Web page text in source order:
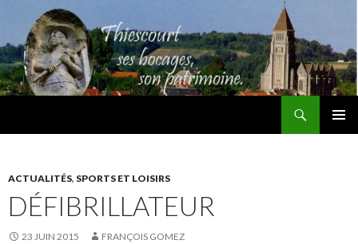
ACTUALITÉS, SPORTS ET LOISIRS
DÉFIBRILLATEUR
23 JUIN 2015 FRANÇOIS GOMEZ